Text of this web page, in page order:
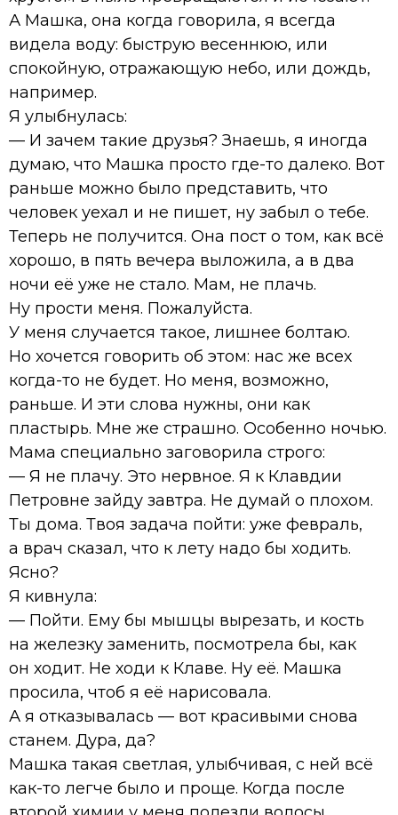
А Машка, она когда говорила, я всегда
видела воду: быструю весеннюю, или
спокойную, отражающую небо, или дождь,
например.
Я улыбнулась:
— И зачем такие друзья? Знаешь, я иногда
думаю, что Машка просто где-то далеко. Вот
раньше можно было представить, что
человек уехал и не пишет, ну забыл о тебе.
Теперь не получится. Она пост о том, как всё
хорошо, в пять вечера выложила, а в два
ночи её уже не стало. Мам, не плачь.
Ну прости меня. Пожалуйста.
У меня случается такое, лишнее болтаю.
Но хочется говорить об этом: нас же всех
когда-то не будет. Но меня, возможно,
раньше. И эти слова нужны, они как
пластырь. Мне же страшно. Особенно ночью.
Мама специально заговорила строго:
— Я не плачу. Это нервное. Я к Клавдии
Петровне зайду завтра. Не думай о плохом.
Ты дома. Твоя задача пойти: уже февраль,
а врач сказал, что к лету надо бы ходить.
Ясно?
Я кивнула:
— Пойти. Ему бы мышцы вырезать, и кость
на железку заменить, посмотрела бы, как
он ходит. Не ходи к Клаве. Ну её. Машка
просила, чтоб я её нарисовала.
А я отказывалась — вот красивыми снова
станем. Дура, да?
Машка такая светлая, улыбчивая, с ней всё
как-то легче было и проще. Когда после